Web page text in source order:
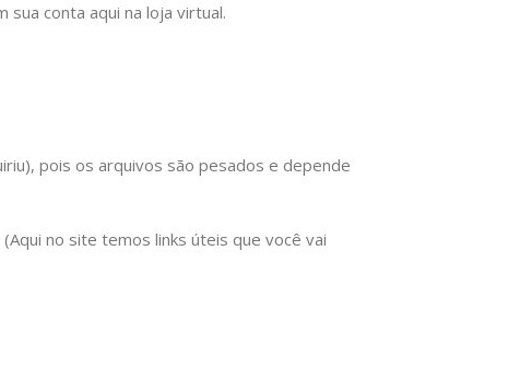
conta aqui na loja virtual.
pois os arquivos são pesados e depende
no site temos links úteis que você vai